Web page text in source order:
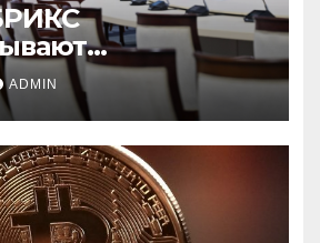
на базе
валют
ADMIN